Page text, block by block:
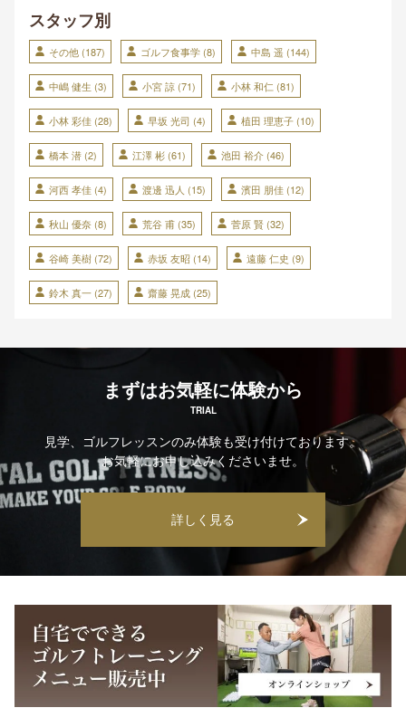
スタッフ別
その他 (187) ゴルフ食事学 (8) 中島 遥 (144)
中嶋 健生 (3) 小宮 諒 (71) 小林 和仁 (81)
小林 彩佳 (28) 早坂 光司 (4) 植田 理恵子 (10)
橋本 潜 (2) 江澤 彬 (61) 池田 裕介 (46)
河西 孝佳 (4) 渡邊 迅人 (15) 濱田 朋佳 (12)
秋山 優奈 (8) 荒谷 甫 (35) 菅原 賢 (32)
谷崎 美樹 (72) 赤坂 友昭 (14) 遠藤 仁史 (9)
鈴木 真一 (27) 齋藤 晃成 (25)
まずはお気軽に体験から
TRIAL
見学、ゴルフレッスンのみ体験も受け付けております。
お気軽にお申し込みくださいませ。
詳しく見る